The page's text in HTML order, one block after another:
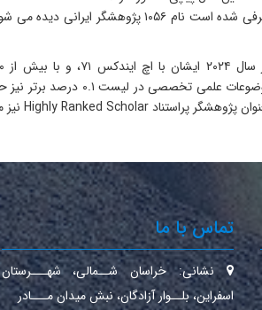
تماس با ما
نشانی:خراسان شــمالی‌، شهـــرستان
اسفراین‌، بلــوار آزادگان، نبش میدان مـــادر